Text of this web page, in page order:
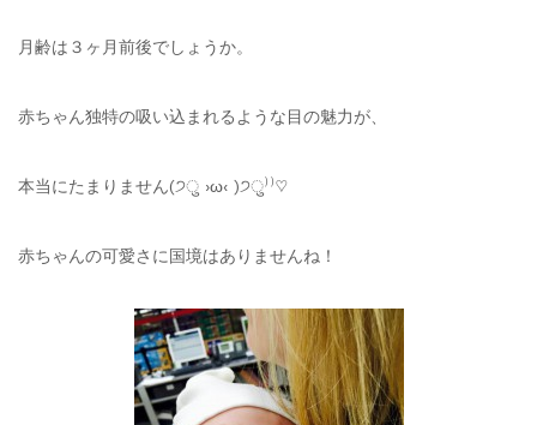
月齢は３ヶ月前後でしょうか。
赤ちゃん独特の吸い込まれるような目の魅力が、
本当にたまりません(੭ु ›ω‹ )੭ु⁾⁾♡
赤ちゃんの可愛さに国境はありませんね！